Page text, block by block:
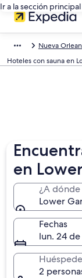
Ir a la sección
Nueva
Hoteles con sauna en
en
¿A
Lower
Fechas
lun. 24
2